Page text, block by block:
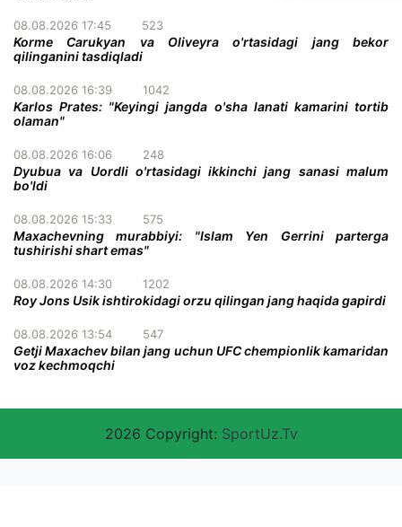
08.08.2026 17:45 523
Korme Carukyan va Oliveyra o'rtasidagi jang bekor
qilinganini tasdiqladi
08.08.2026 16:39 1042
Karlos Prates: "Keyingi jangda o'sha lanati kamarini tortib
olaman"
08.08.2026 16:06 248
Dyubua va Uordli o'rtasidagi ikkinchi jang sanasi malum
bo'ldi
08.08.2026 15:33 575
Maxachevning murabbiyi: "Islam Yen Gerrini parterga
tushirishi shart emas"
08.08.2026 14:30 1202
Roy Jons Usik ishtirokidagi orzu qilingan jang haqida gapirdi
08.08.2026 13:54 547
Getji Maxachev bilan jang uchun UFC chempionlik kamaridan
voz kechmoqchi
2026 Copyright: SportUz.Tv